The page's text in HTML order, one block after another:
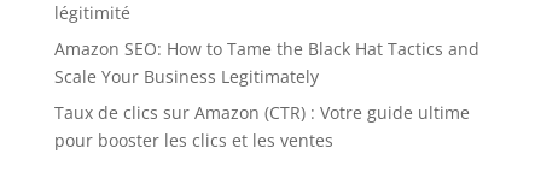
légitimité
Amazon SEO: How to Tame the Black Hat Tactics and
Scale Your Business Legitimately
Taux de clics sur Amazon (CTR) : Votre guide ultime
pour booster les clics et les ventes